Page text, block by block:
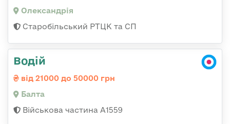
Олександрія
Старобільський РТЦК та СП
Водій
від 21000 до 50000 грн
Балта
Військова частина А1559